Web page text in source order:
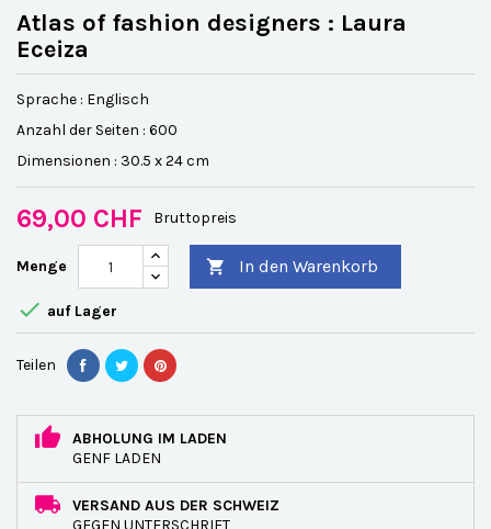
Atlas of fashion designers : Laura
Eceiza
Sprache : Englisch
Anzahl der Seiten : 600
Dimensionen : 30.5 x 24 cm
69,00 CHF Bruttopreis
Menge  In den Warenkorb
 auf Lager
Teilen
ABHOLUNG IM LADEN
GENF LADEN
VERSAND AUS DER SCHWEIZ
GEGEN UNTERSCHRIFT